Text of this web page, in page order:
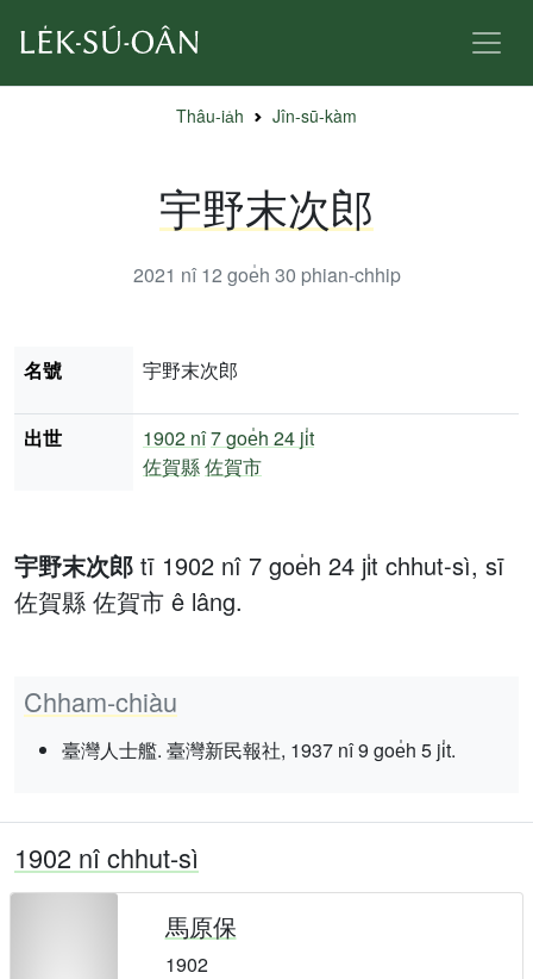
Thâu-ia̍h Jîn-sū-kàm
宇野末次郎
2021 nî 12 goe̍h 30 phian-chhip
宇野末次郎 tī 1902 nî 7 goe̍h 24 ji̍t chhut-sì, sī
佐賀縣 佐賀市 ê lâng.
Chham-chiàu
臺灣人士艦. 臺灣新民報社, 1937 nî 9 goe̍h 5 ji̍t.
名號 宇野末次郎
出世 1902 nî7 goe̍h 24 ji̍t
佐賀縣佐賀市
1902 nî chhut-sì
馬原保
1902